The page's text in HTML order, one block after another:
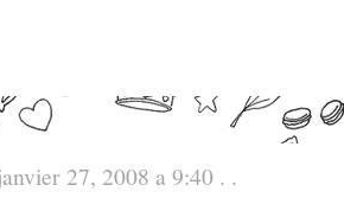
27, 2008 a 9:40 . .